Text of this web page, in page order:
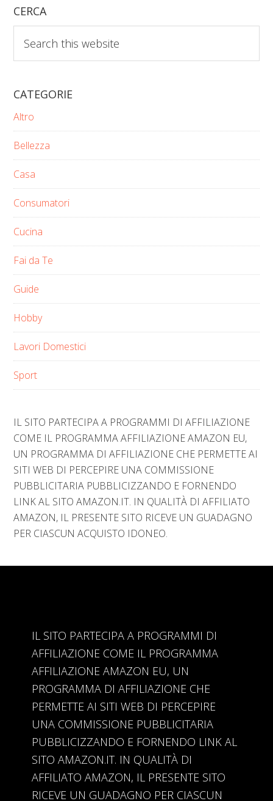
CERCA
this
website
CATEGORIE
Altro
Bellezza
Casa
Consumatori
Cucina
Fai da Te
Guide
Hobby
Lavori Domestici
Sport
IL SITO PARTECIPA A PROGRAMMI DI AFFILIAZIONE
COME IL PROGRAMMA AFFILIAZIONE AMAZON EU,
UN PROGRAMMA DI AFFILIAZIONE CHE PERMETTE AI
SITI WEB DI PERCEPIRE UNA COMMISSIONE
PUBBLICITARIA PUBBLICIZZANDO E FORNENDO
LINK AL SITO AMAZON.IT. IN QUALITÀ DI AFFILIATO
AMAZON, IL PRESENTE SITO RICEVE UN GUADAGNO
PER CIASCUN ACQUISTO IDONEO.
IL SITO PARTECIPA A PROGRAMMI DI
AFFILIAZIONE COME IL PROGRAMMA
AFFILIAZIONE AMAZON EU, UN
PROGRAMMA DI AFFILIAZIONE CHE
PERMETTE AI SITI WEB DI PERCEPIRE
UNA COMMISSIONE PUBBLICITARIA
PUBBLICIZZANDO E FORNENDO LINK AL
SITO AMAZON.IT. IN QUALITÀ DI
AFFILIATO AMAZON, IL PRESENTE SITO
RICEVE UN GUADAGNO PER CIASCUN